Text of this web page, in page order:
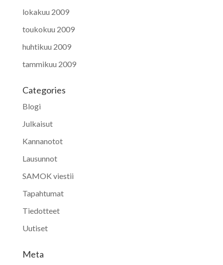
lokakuu 2009
toukokuu 2009
huhtikuu 2009
tammikuu 2009
Categories
Blogi
Julkaisut
Kannanotot
Lausunnot
SAMOK viestii
Tapahtumat
Tiedotteet
Uutiset
Meta